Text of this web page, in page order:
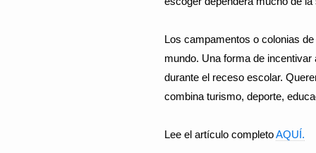
Los campamentos o colonias
mundo. Una forma de
durante el receso escolar.
combina turismo, deporte,
Lee el artículo completoAQUÍ.